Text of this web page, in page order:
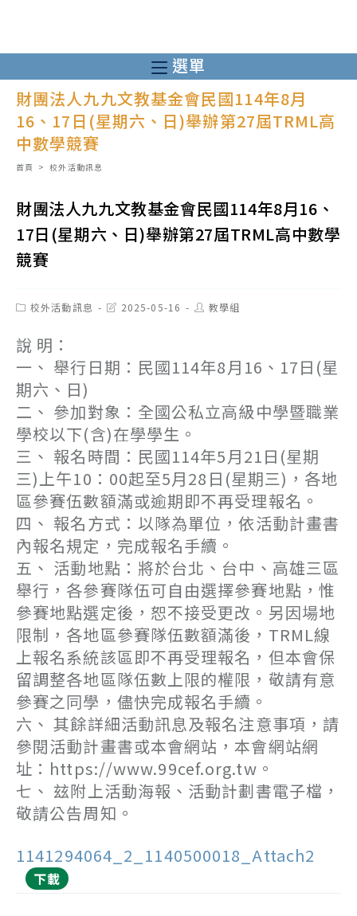
至
主
選單
財團法人九九文教基金會民國114年8月
16、17日(星期六、日)舉辦第27屆TRML高
中數學競賽
首頁 > 校外活動訊息
財團法人九九文教基金會民國114年8月16、
17日(星期六、日)舉辦第27屆TRML高中數學
競賽
Post校外活動訊息
Post2025-05-16
Post教學組
說 明：
一、 舉行日期：民國114年8月16、17日(星
期六、日)
二、 參加對象：全國公私立高級中學暨職業
學校以下(含)在學學生。
三、 報名時間：民國114年5月21日(星期
三)上午10：00起至5月28日(星期三)，各地
區參賽伍數額滿或逾期即不再受理報名。
四、 報名方式：以隊為單位，依活動計畫書
內報名規定，完成報名手續。
五、 活動地點：將於台北、台中、高雄三區
舉行，各參賽隊伍可自由選擇參賽地點，惟
參賽地點選定後，恕不接受更改。另因場地
限制，各地區參賽隊伍數額滿後，TRML線
上報名系統該區即不再受理報名，但本會保
留調整各地區隊伍數上限的權限，敬請有意
參賽之同學，儘快完成報名手續。
六、 其餘詳細活動訊息及報名注意事項，請
參閱活動計畫書或本會網站，本會網站網
址：https://www.99cef.org.tw。
七、 玆附上活動海報、活動計劃書電子檔，
敬請公告周知。
1141294064_2_1140500018_Attach2
下載